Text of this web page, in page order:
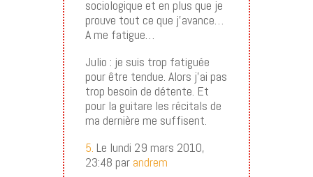
sociologique et en plus que je
prouve tout ce que j’avance…
A me fatigue…
Julio : je suis trop fatiguée
pour être tendue. Alors j’ai pas
trop besoin de détente. Et
pour la guitare les récitals de
ma dernière me suffisent.
5. Le lundi 29 mars 2010,
23:48 par andrem